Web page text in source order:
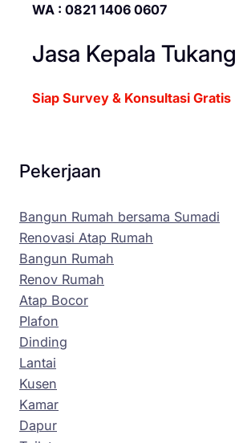
WA : 0821 1406 0607
Jasa Kepala Tukang
Siap Survey & Konsultasi Gratis
Pekerjaan
Bangun Rumah bersama Sumadi
Renovasi Atap Rumah
Bangun Rumah
Renov Rumah
Atap Bocor
Plafon
Dinding
Lantai
Kusen
Kamar
Dapur